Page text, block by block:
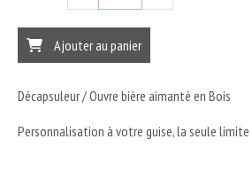
Ajouter au panier
Décapsuleur / Ouvre bière aimanté en Bois
Personnalisation à votre guise, la seule